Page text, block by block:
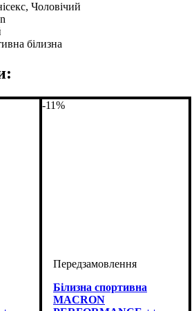
Чоловічий
білизна
-11%
Білизна спортивна
MACRON